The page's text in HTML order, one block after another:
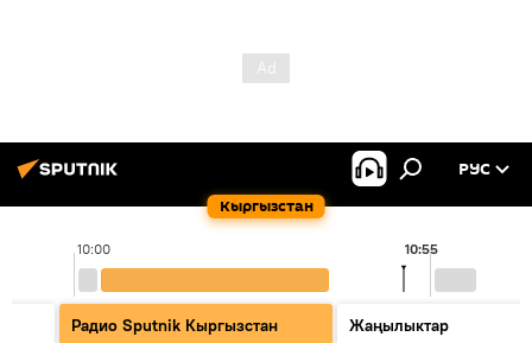
Кыргызстан
РУС
10:00 10:55
Радио Sputnik Кыргызстан
Жаңылыктар